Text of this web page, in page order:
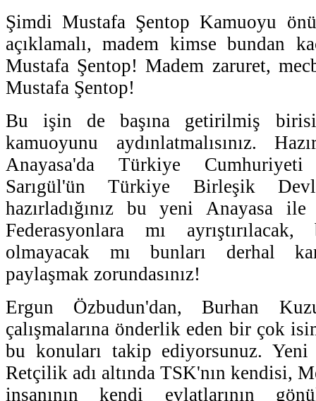
Şimdi Mustafa Şentop Kamuoyu
açıklamalı, madem kimse bundan
Mustafa Şentop! Madem zaruret,
Mustafa Şentop!
Bu işin de başına getirilmiş
kamuoyunu aydınlatmalısınız.
Anayasa'da Türkiye
Sarıgül'ün Türkiye Birleşik
hazırladığınız bu yeni Anayasa
Federasyonlara mı
olmayacak mı bunları derhal
paylaşmak zorundasınız!
Ergun Özbudun'dan, Burhan
çalışmalarına önderlik eden bir çok
bu konuları takip ediyorsunuz. Yeni
Retçilik adı altında TSK'nın kendisi,
insanının kendi evlatlarının